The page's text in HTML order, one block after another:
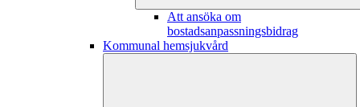
Att ansöka om
bostadsanpassningsbidrag
Kommunal hemsjukvård